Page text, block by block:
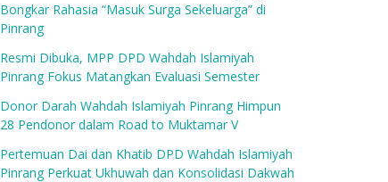
Bongkar Rahasia “Masuk Surga Sekeluarga” di
Pinrang
Resmi Dibuka, MPP DPD Wahdah Islamiyah
Pinrang Fokus Matangkan Evaluasi Semester
Donor Darah Wahdah Islamiyah Pinrang Himpun
28 Pendonor dalam Road to Muktamar V
Pertemuan Dai dan Khatib DPD Wahdah Islamiyah
Pinrang Perkuat Ukhuwah dan Konsolidasi Dakwah